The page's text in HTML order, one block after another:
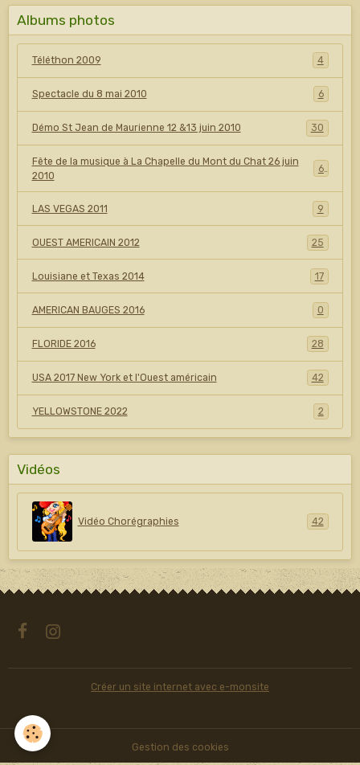
Albums photos
Téléthon 2009 4
Spectacle du 8 mai 2010 6
Démo St Jean de Maurienne 12 &13 juin 2010 30
Fête de la musique à La Chapelle du Mont du Chat 26 juin
2010
6
LAS VEGAS 2011 9
OUEST AMERICAIN 2012 25
Louisiane et Texas 2014 17
AMERICAN BAUGES 2016 0
FLORIDE 2016 28
USA 2017 New York et l'Ouest américain 42
YELLOWSTONE 2022 2
Vidéos
Vidéo Chorégraphies 42
Créer un site internet avec e-monsite
Gestion des cookies